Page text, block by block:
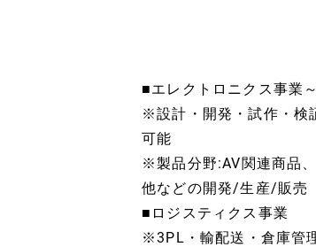
■エレクトロニクス事業
※設計・開発・試作・検
可能
※製品分野:AV関連商品
他などの開発/生産/販売
■ロジスティクス事業
※3PL・輸配送・倉庫管